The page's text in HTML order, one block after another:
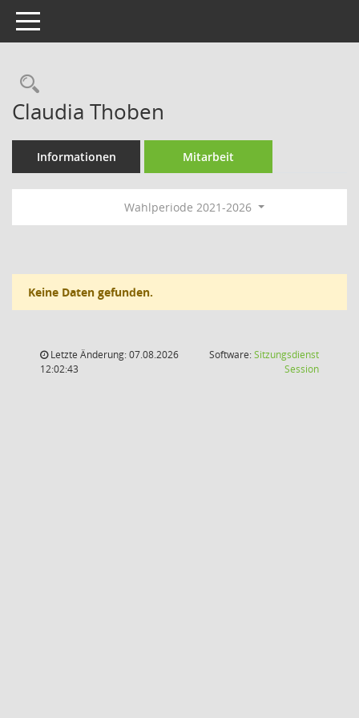
Toggle navigation
Rechercheauswahl
Claudia Thoben
Informationen Mitarbeit
Wahlperiode 2021-2026
Keine Daten gefunden.
Letzte Änderung: 07.08.2026
12:02:43
Software:Sitzungsdienst
Session(Wird in